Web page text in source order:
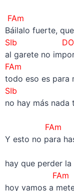
FAm
Báilalo fuerte,
SIb
al garete no
FAm
todo eso es para
SIb
no hay más nada
FAm
Y esto no para
hay que perder
FAm
hoy vamos a